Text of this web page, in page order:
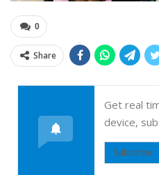
0
Share
Get real
device,
Subscribe